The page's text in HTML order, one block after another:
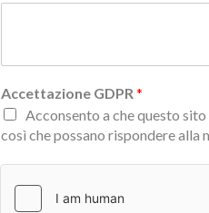
Accettazione GDPR *
Acconsento a che questo
così che possano rispondere alla